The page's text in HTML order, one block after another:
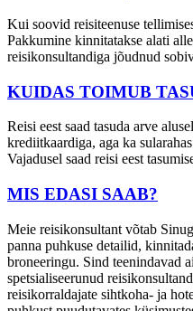
Kui soovid reisiteenuse
Pakkumine kinnitatakse alati
reisikonsultandiga jõudnud
KUIDAS TOIMUB
Reisi eest saad tasuda arve
krediitkaardiga, aga ka
Vajadusel saad reisi eest
MIS EDASI SAAB?
Meie reisikonsultant võtab
panna puhkuse detailid,
broneeringu. Sind teenindavad
spetsialiseerunud
reisikorraldajate sihtkoha- ja